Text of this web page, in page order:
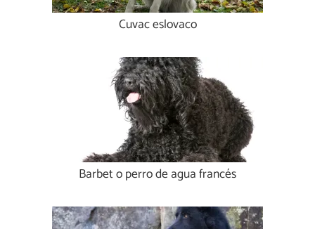
Cuvac eslovaco
Barbet o perro de agua francés